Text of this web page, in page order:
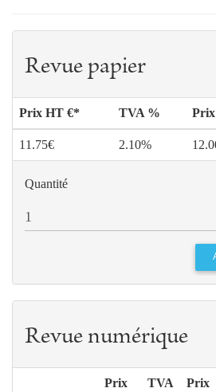
Revue papier
Prix HT €* TVA %
11.75€ 2.10%
Quantité
Revue numérique
Prix
TVA
Prix